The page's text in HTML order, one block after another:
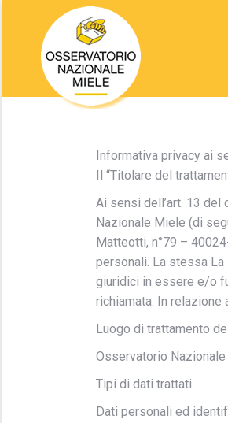
Informativa privacy ai
Il “Titolare del
Ai sensi dell’art. 13
Nazionale Miele (di
Matteotti, n°79 –
personali. La stessa
giuridici in essere e/o
richiamata. In
Luogo di trattamento
Osservatorio
Tipi di dati trattati
Dati personali ed